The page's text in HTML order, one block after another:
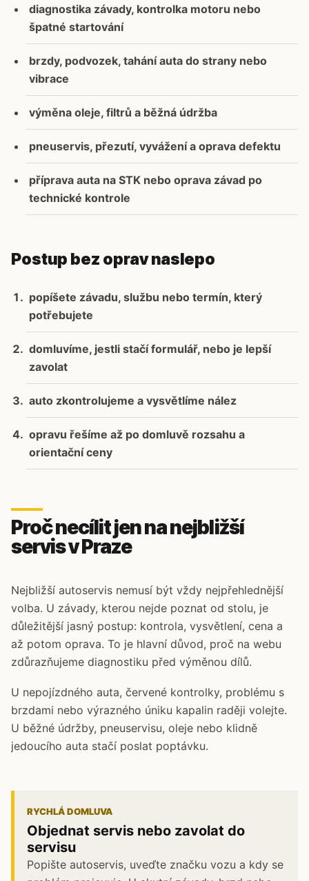
diagnostika závady, kontrolka motoru nebo
špatné startování
brzdy, podvozek, tahání auta do strany nebo
vibrace
výměna oleje, filtrů a běžná údržba
pneuservis, přezutí, vyvážení a oprava defektu
příprava auta na STK nebo oprava závad po
technické kontrole
Postup bez oprav naslepo
popíšete závadu, službu nebo termín, který
potřebujete
domluvíme, jestli stačí formulář, nebo je lepší
zavolat
auto zkontrolujeme a vysvětlíme nález
opravu řešíme až po domluvě rozsahu a
orientační ceny
Proč necílit jen na nejbližší
servis v Praze
Nejbližší autoservis nemusí být vždy nejpřehlednější
volba. U závady, kterou nejde poznat od stolu, je
důležitější jasný postup: kontrola, vysvětlení, cena a
až potom oprava. To je hlavní důvod, proč na webu
zdůrazňujeme diagnostiku před výměnou dílů.
U nepojízdného auta, červené kontrolky, problému s
brzdami nebo výrazného úniku kapalin raději volejte.
U běžné údržby, pneuservisu, oleje nebo klidně
jedoucího auta stačí poslat poptávku.
RYCHLÁ DOMLUVA
Objednat servis nebo zavolat do
servisu
Popište autoservis, uveďte značku vozu a kdy se